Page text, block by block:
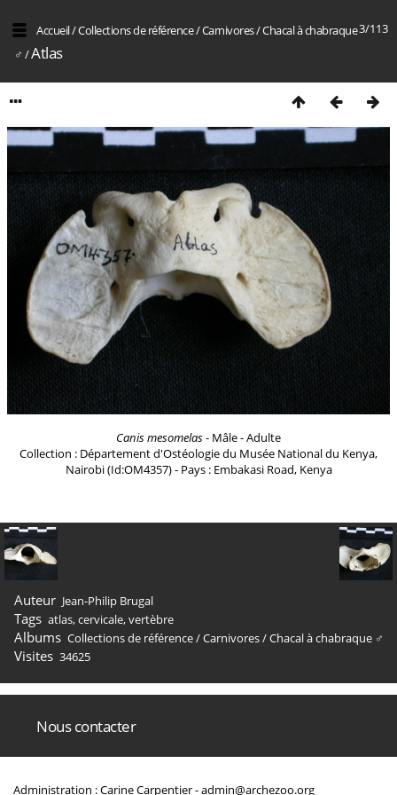
3/113
Accueil/Collections de référence/Carnivores/Chacal à chabraque
♂ /Atlas
Canis mesomelas- Mâle - Adulte
Collection : Département d'Ostéologie du Musée National du Kenya,
Nairobi (Id:OM4357) - Pays : Embakasi Road, Kenya
Auteur Jean-Philip Brugal
Tags atlas,cervicale,vertèbre
Albums Collections de référence/Carnivores/Chacal à chabraque ♂
Visites 34625
Nous contacter
Administration : Carine Carpentier -admin@archezoo.org